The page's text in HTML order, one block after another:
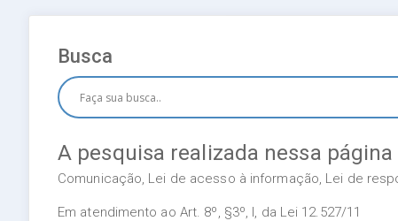
Busca
A pesquisa realizada nessa
Comunicação, Lei de acesso à informação, Lei de
Em atendimento ao Art. 8º, §3º, I, da Lei 12.527/11